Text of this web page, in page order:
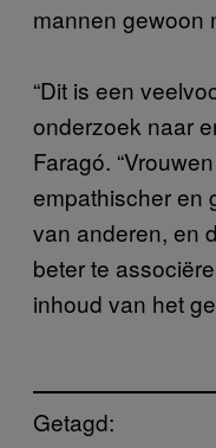
mannen gewoon
“Dit is een
onderzoek naar
Faragó.
empathischer en
van anderen, en
beter te
inhoud van het
Getagd: